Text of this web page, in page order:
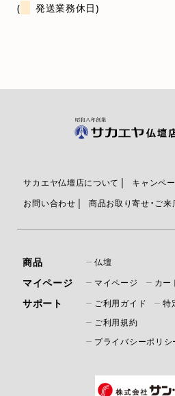
(
発送業務休日)
サカエヤ仏壇店について キャンペ
お問い合わせ
商品お取り寄せ・ご
商品 仏壇
マイページ マイページ カー
サポート ご利用ガイド
特
ご利用規約
プライバシーポリ